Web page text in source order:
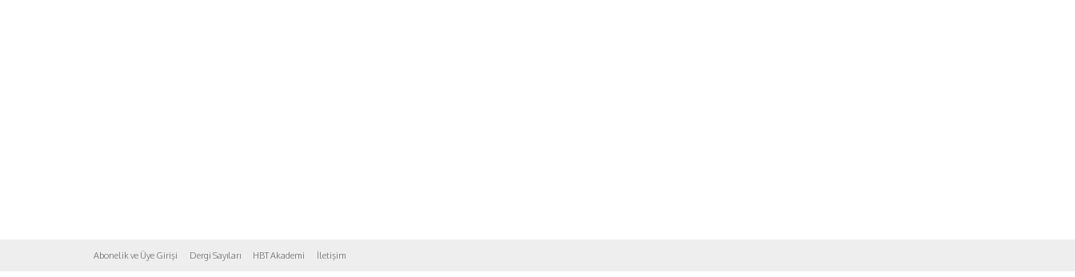
Abonelik ve Üye Girişi Dergi Sayıları HBT Akademi İletişim